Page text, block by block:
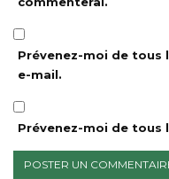
Prévenez-moi de tous
e-mail.
Prévenez-moi de tous